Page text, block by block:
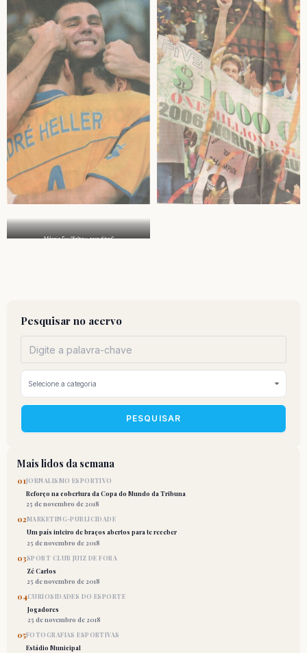
Márcia Fu: “faltou acreditar”
Pesquisar no acervo
PESQUISAR
Mais lidos da semana
01JORNALISMO ESPORTIVO
Reforço na cobertura da Copa do Mundo da Tribuna
25 de novembro de 2018
02 MARKETING-PUBLICIDADE
Um país inteiro de braços abertos para te receber
25 de novembro de 2018
03SPORT CLUB JUIZ DE FORA
Zé Carlos
25 de novembro de 2018
04CURIOSIDADES DO ESPORTE
Jogadores
25 de novembro de 2018
05FOTOGRAFIAS ESPORTIVAS
Estádio Municipal